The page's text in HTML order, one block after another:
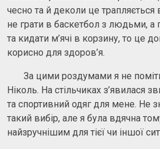
чесно та й деколи це
не грати в баскетбол з людьми, а
та кидати м’ячі в корзину, то це
корисно для здоров’я.
За цими роздумами я не
Ніколь. На стільчиках з’явилася
та спортивний одяг для мене. Не
такий вибір, але я була вдячна
найзручнішим для тієї чи іншої